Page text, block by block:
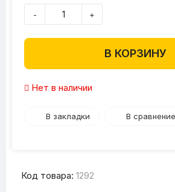
- +
В КОРЗИНУ
Нет в наличии
В закладки В сравнение
Код товара: 1292